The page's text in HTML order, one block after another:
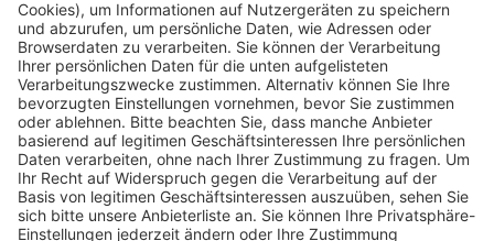
Pässe und Vereinswechsel
Trainerausbildung
Schulungsangebot Vereinsmitarbeiter
BFV-Geschäftsstellen
Trainerbörse
Login SpielPlus